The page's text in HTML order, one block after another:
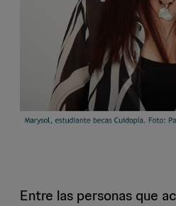
Entre las personas que